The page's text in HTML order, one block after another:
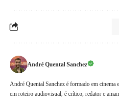
André Quental Sanchez
André Quental Sanchez é formado em cinema
em roteiro audiovisual, é crítico, redator e